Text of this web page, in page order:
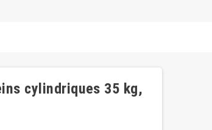
cylindriques 35 kg,